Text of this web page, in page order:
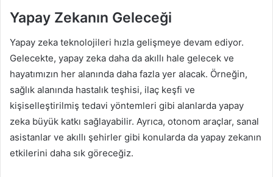
Yapay Zekanın Geleceği
Yapay zeka teknolojileri hızla gelişmeye devam ediyor.
Gelecekte, yapay zeka daha da akıllı hale gelecek ve
hayatımızın her alanında daha fazla yer alacak. Örneğin,
sağlık alanında hastalık teşhisi, ilaç keşfi ve
kişiselleştirilmiş tedavi yöntemleri gibi alanlarda yapay
zeka büyük katkı sağlayabilir. Ayrıca, otonom araçlar, sanal
asistanlar ve akıllı şehirler gibi konularda da yapay zekanın
etkilerini daha sık göreceğiz.